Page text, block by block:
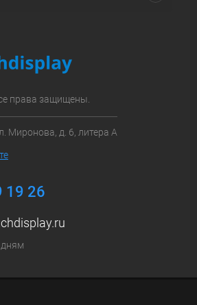
права защищены.
Миронова, д. 6, литера А
19 26
дням